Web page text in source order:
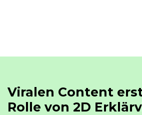
Viralen Content
Rolle von 2D